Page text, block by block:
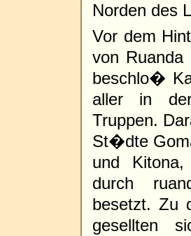
Norden des
Vor dem
von Ruanda
beschlo�
aller in der
Truppen.
St�dte
und
durch
besetzt. Zu
gesellten